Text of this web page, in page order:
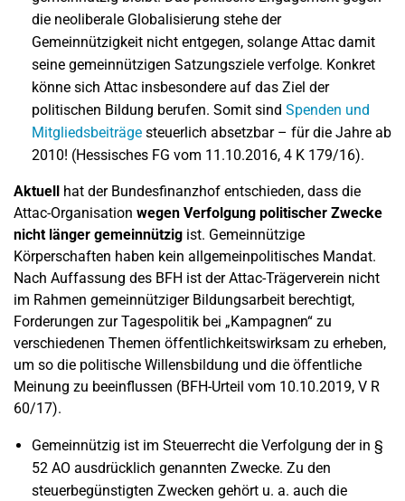
die neoliberale Globalisierung stehe der
Gemeinnützigkeit nicht entgegen, solange Attac damit
seine gemeinnützigen Satzungsziele verfolge. Konkret
könne sich Attac insbesondere auf das Ziel der
politischen Bildung berufen. Somit sind Spenden und
Mitgliedsbeiträge steuerlich absetzbar – für die Jahre ab
2010! (Hessisches FG vom 11.10.2016, 4 K 179/16).
Aktuell
hat der Bundesfinanzhof entschieden, dass die
Attac-Organisation wegen Verfolgung politischer Zwecke
nicht länger gemeinnützig ist. Gemeinnützige
Körperschaften haben kein allgemeinpolitisches Mandat.
Nach Auffassung des BFH ist der Attac-Trägerverein nicht
im Rahmen gemeinnütziger Bildungsarbeit berechtigt,
Forderungen zur Tagespolitik bei „Kampagnen“ zu
verschiedenen Themen öffentlichkeitswirksam zu erheben,
um so die politische Willensbildung und die öffentliche
Meinung zu beeinflussen (BFH-Urteil vom 10.10.2019, V R
60/17).
Gemeinnützig ist im Steuerrecht die Verfolgung der in §
52 AO ausdrücklich genannten Zwecke. Zu den
steuerbegünstigten Zwecken gehört u. a. auch die